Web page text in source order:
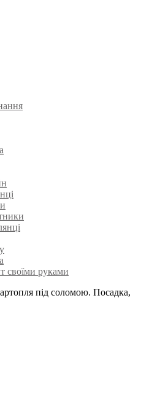
своїми руками
під соломою. Посадка,